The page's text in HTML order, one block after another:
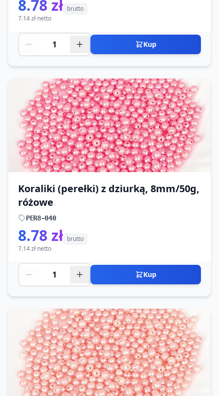
8.78 zł brutto
7.14 zł netto
Kup
Koraliki (perełki) z dziurką, 8mm/50g,
różowe
PER8-040
8.78 zł brutto
7.14 zł netto
Kup